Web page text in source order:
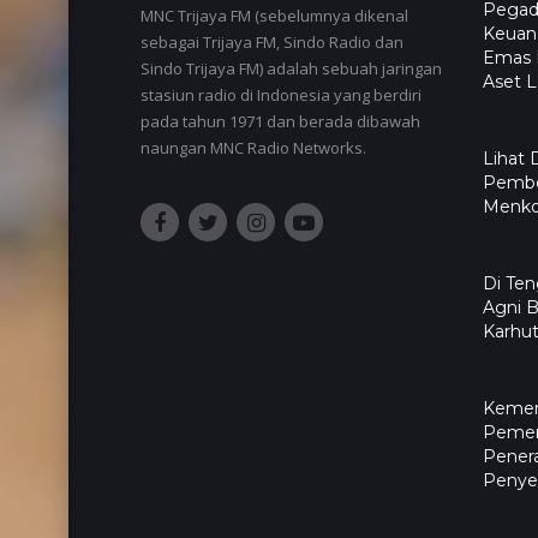
MNC Trijaya FM (sebelumnya dikenal
sebagai Trijaya FM, Sindo Radio dan
Sindo Trijaya FM) adalah sebuah jaringan
stasiun radio di Indonesia yang berdiri
pada tahun 1971 dan berada dibawah
naungan MNC Radio Networks.
Emas
Aset
Lihat
​Di
Agni